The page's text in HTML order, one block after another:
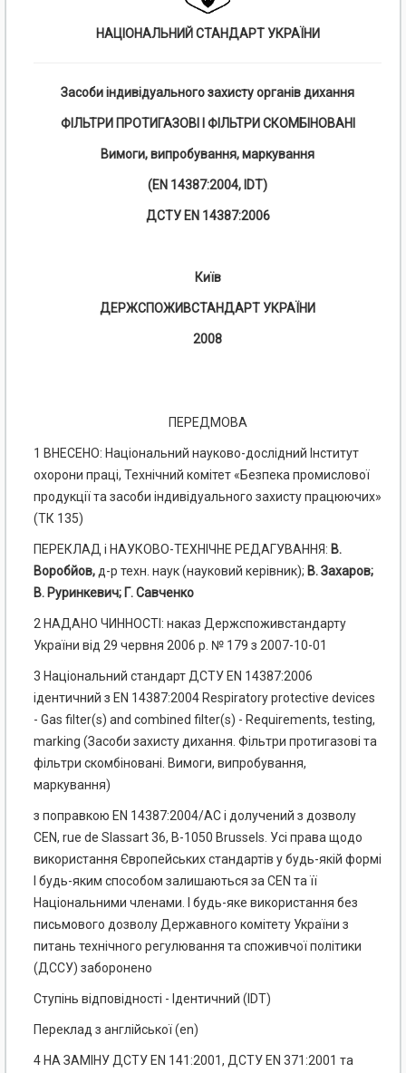
НАЦІОНАЛЬНИЙ СТАНДАРТ УКРАЇНИ
Засоби індивідуального захисту органів дихання
ФІЛЬТРИ ПРОТИГАЗОВІ І ФІЛЬТРИ СКОМБІНОВАНІ
Вимоги, випробування, маркування
(EN 14387:2004, IDТ)
ДСТУ EN 14387:2006
Київ
ДЕРЖСПОЖИВСТАНДАРТ УКРАЇНИ
2008
ПЕРЕДМОВА
1 ВНЕСЕНО: Національний науково-дослідний Інститут
охорони праці, Технічний комітет «Безпека промислової
продукції та засоби індивідуального захисту працюючих»
(ТК 135)
ПЕРЕКЛАД і НАУКОВО-ТЕХНІЧНЕ РЕДАГУВАННЯ: В.
Воробйов, д-р техн. наук (науковий керівник); В.Захаров;
В. Руринкевич; Г. Савченко
2 НАДАНО ЧИННОСТІ: наказ Держспоживстандарту
України від 29 червня 2006 р. № 179 з 2007-10-01
3 Національний стандарт ДСТУ EN 14387:2006
ідентичний з EN 14387:2004 Respiratory protective devices
- Gas filter(s) and combined filter(s) - Requirements, testing,
marking (Засоби захисту дихання. Фільтри протигазові та
фільтри скомбіновані. Вимоги, випробування,
маркування)
з поправкою EN 14387:2004/АС і долучений з дозволу
CEN, rue de Slassart 36, В-1050 Brussels. Усі права щодо
використання Європейських стандартів у будь-якій формі
І будь-яким спосо­бом залишаються за CEN та її
Національними членами. І будь-яке використання без
письмового дозволу Державного комітету України з
питань технічного регулювання та споживчої політики
(ДССУ) заборонено
Ступінь відповідності - Ідентичний (IDТ)
Переклад з англійської (еn)
4 НА ЗАМІНУ ДСТУ EN 141:2001, ДСТУ EN 371:2001 та